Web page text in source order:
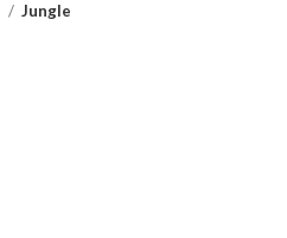
Jungle